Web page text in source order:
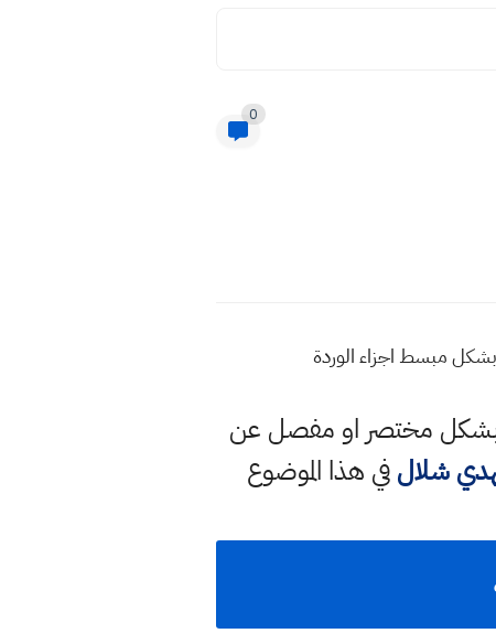
0
بشكل مبسط اجزاء الوردة
بشكل مختصر او مفصل عن
شلالفي هذا الموضوع